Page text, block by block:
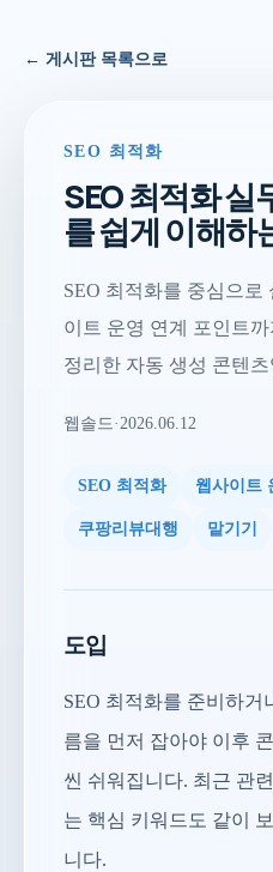
← 게시판 목록으로
SEO 최적화
SEO 최적화 실
를 쉽게 이해하
SEO 최적화를 중심으로
이트 운영 연계 포인트
정리한 자동 생성 콘텐
웹솔드·2026.06.12
SEO 최적화 웹사이트
쿠팡리뷰대행 맡기기
도입
SEO 최적화를 준비하거
름을 먼저 잡아야 이후
씬 쉬워집니다. 최근 관
는 핵심 키워드도 같이
니다.